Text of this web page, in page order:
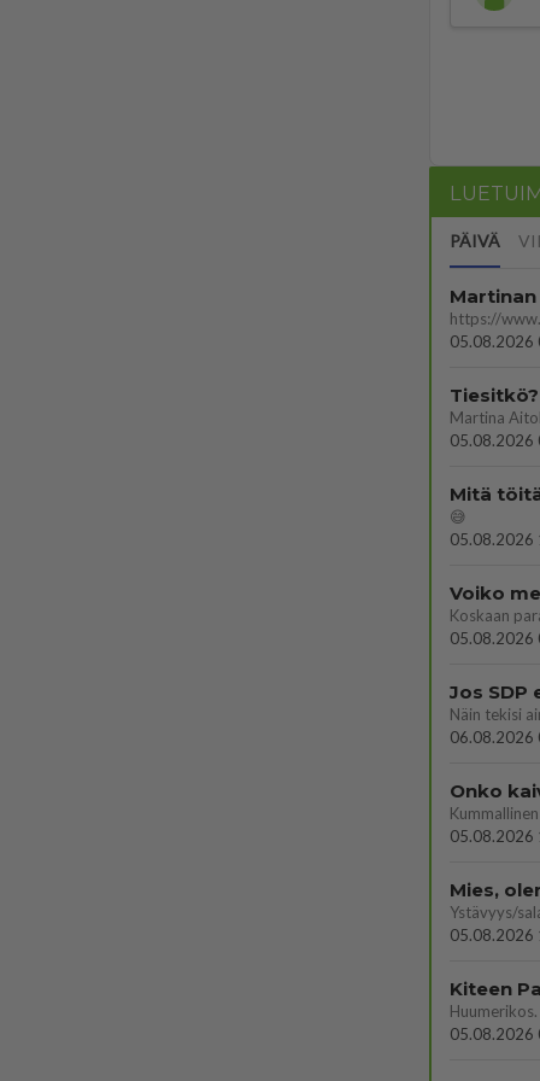
PÄIVÄ
05.08.2026
05.08.2026
Mitä
😅
05.08.2026
Voiko
Koskaan
05.08.2026
Jos
06.08.2026
Onko
05.08.2026
Mies,
Ystävyys/
05.08.2026
05.08.2026